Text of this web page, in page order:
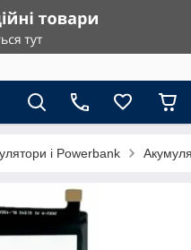
і Powerbank